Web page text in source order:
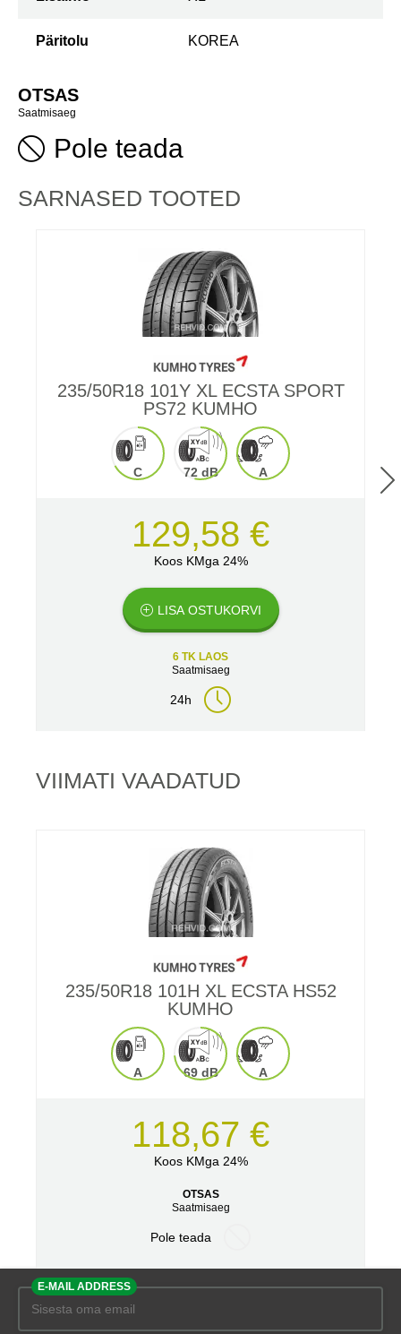
Päritolu KOREA
OTSAS
Saatmisaeg
Pole teada
SARNASED TOOTED
235/50R18 101Y XL ECSTA SPORT
PS72 KUMHO
C 72 dB A
129,58 €
Koos KMga 24%
LISA OSTUKORVI
6 TK LAOS
Saatmisaeg
24h
VIIMATI VAADATUD
235/50R18 101H XL ECSTA HS52
KUMHO
A 69 dB A
118,67 €
Koos KMga 24%
OTSAS
Saatmisaeg
Pole teada
E-MAIL ADDRESS